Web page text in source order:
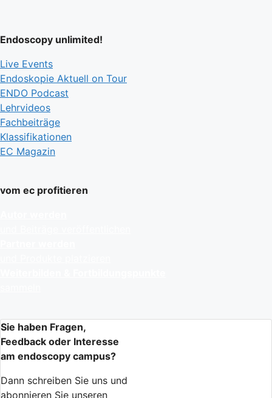
Endoscopy unlimited!
Live Events
Endoskopie Aktuell on Tour
ENDO Podcast
Lehrvideos
Fachbeiträge
Klassifikationen
EC Magazin
vom ec profitieren
Sie haben Fragen,
Feedback oder Interesse
am endoscopy campus?
Dann schreiben Sie uns und
abonnieren Sie unseren